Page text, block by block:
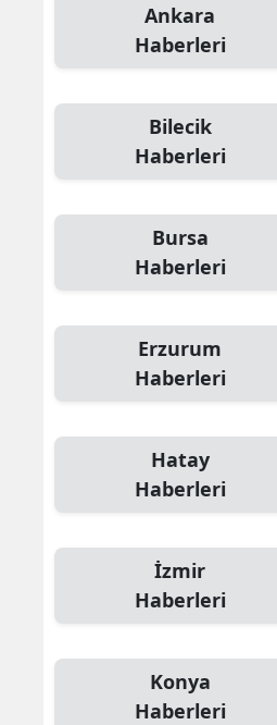
Ankara
Haberleri
Bilecik
Haberleri
Bursa
Haberleri
Erzurum
Haberleri
Hatay
Haberleri
İzmir
Haberleri
Konya
Haberleri